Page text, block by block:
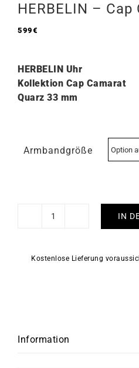
HERBELIN – Cap
599€
HERBELIN Uhr
Kollektion Cap Camarat
Quarz 33 mm
Armbandgröße
HERBELIN
Camarat
IN
Kostenlose Lieferung
Information